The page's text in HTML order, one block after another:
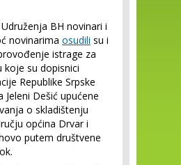
BH novinari i
novinarima osudili su i
istrage za
koje su dopisnici
Republike Srpske
Jeleni Dešić upućene
o skladištenju
općina Drvar i
putem društvene